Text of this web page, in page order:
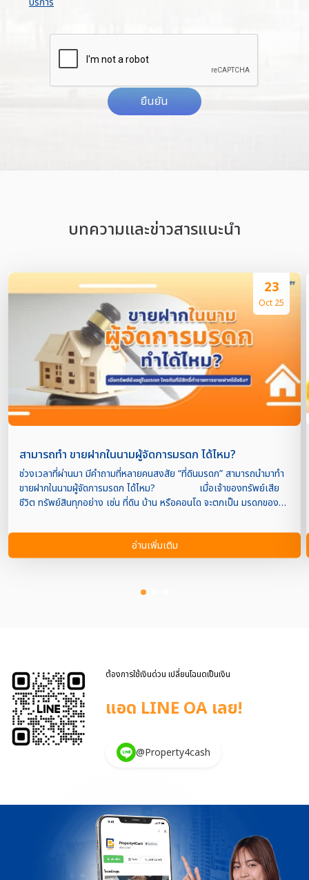
ยืนยัน
บทความเเละข่าวสารแนะนำ
23
Oct 25
สามารถทำ ขายฝากในนามผู้จัดการมรดก ได้ไหม?
ช่วงเวลาที่ผ่านมา มีคำถามที่หลายคนสงสัย “ที่ดินมรดก” สามารถนำมาทำ
ขายฝากในนามผู้จัดการมรดก ได้ไหม? เมื่อเจ้าของทรัพย์เสีย
ชีวิต ทรัพย์สินทุกอย่าง เช่น ที่ดิน บ้าน หรือคอนโด จะตกเป็น มรดกของ
ทรัพย์นั้นไปทำธุรกรรมใดๆ ได้ เช่น ขาย, โอน, หรือขายฝาก จำเป็นต้องมี
“ผู้จัดการมรดก” ซึ่งศาลแต่งตั้งให้เป็นผู้ดูแลทรัพย์มรดกแทนเจ้าของเดิม
ดังนั้น คำถามคือ❓ ผู้จัดการมรดกสามารถนำทรัพย์มรดกไปทำ
ชัดเจน” ผู้จัดการมรดก สามารถทำขายฝากได้ แต่ต้อง ได้รับอนุญาตจาก
เห็นด้วย ศาลอาจไม่อนุญาตให้ทำขายฝาก การทำขายฝากต้องดำเนินการ
อย่างโปร่งใสและเป็นธรร […]
อ่านเพิ่มเติม
ต้องการใช้เงินด่วน เปลี่ยนโฉนดเป็นเงิน
แอด LINE OA เลย!
@Property4cash